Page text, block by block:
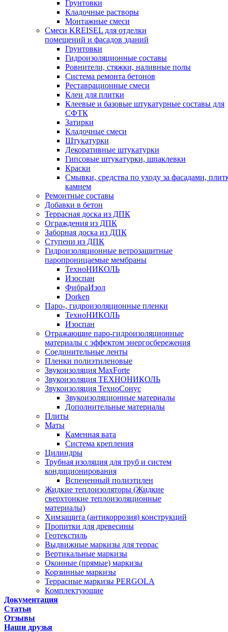
Грунтовки
Кладочные растворы
Монтажные смеси
Смеси KREISEL для отделки
помещений и фасадов зданий
Грунтовки
Гидроизоляционные составы
Ровнители, стяжки, наливные полы
Cистема ремонта бетонов
Реставрационные смеси
Клеи для плитки
Клеевые и базовые штукатурные составы для
СФТК
Затирки
Кладочные смеси
Штукатурки
Декоративные штукатурки
Гипсовые штукатурки, шпаклевки
Краски
Смывки, средства по уходу за фасадами,
камнем
Ремонтные составы
Добавки в бетон
Террасная доска из ДПК
Ограждения из ДПК
Заборная доска из ДПК
Ступени из ДПК
Гидроизоляционные ветрозащитные
паропроницаемые мембраны
ТехноНИКОЛЬ
Изоспан
ФибраИзол
Dorken
Паро-, гидроизоляционные пленки
ТехноНИКОЛЬ
Изоспан
Отражающие паро-гидроизоляционные
материалы с эффектом энергосбережения
Соединительные ленты
Пленки полиэтиленовые
Звукоизоляция MaxForte
Звукоизоляция ТЕХНОНИКОЛЬ
Звукоизоляция ТехноСонус
Звукоизоляционные материалы
Дополнительные материалы
Плиты
Маты
Каменная вата
Система крепления
Цилиндры
Трубная изоляция для труб и систем
кондиционирования
Вспененный полиэтилен
Жидкие теплоизоляторы (Жидкие
сверхтонкие теплоизоляционные
материалы)
Химзащита (антикоррозия) конструкций
Пропитки для древесины
Геотекстиль
Выдвижные маркизы для террас
Вертикальные маркизы
Оконные (прямые) маркизы
Корзинные маркизы
Террасные маркизы PERGOLA
Комплектующие
Документация
Статьи
Отзывы
Наши друзья